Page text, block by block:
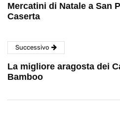
Mercatini di Natale a San
Caserta
Successivo
La migliore aragosta dei
Bamboo